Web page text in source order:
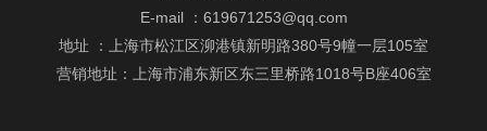
E-mail ：619671253@qq.com
地址 ：上海市松江区泖港镇新明路380号9幢一层105室
营销地址：上海市浦东新区东三里桥路1018号B座406室